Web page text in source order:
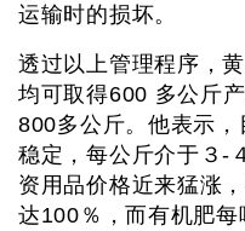
运输时的损坏。
透过以上管理程序，
均可取得600 多公斤
800多公斤。他表示，
稳定，每公斤介于３-
资用品价格近来猛涨
达100％，而有机肥